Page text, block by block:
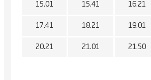
15.01 15.41 16.21
17.41 18.21 19.01
20.21 21.01 21.50